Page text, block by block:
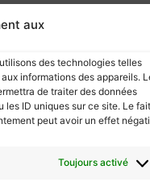
aux
des technologies telles
informations des appareils.
de traiter des données
les ID uniques sur ce site. Le fait
peut avoir un effet
Toujours activé
de travaux veuillez
Bazens.
administrative
à la démolition
Bazens doit être